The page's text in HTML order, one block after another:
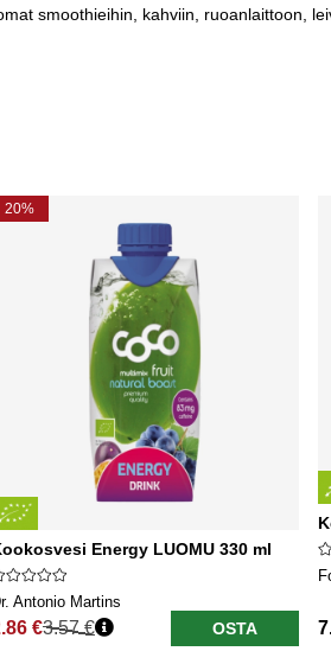
smoothieihin, kahviin, ruoanlaittoon,
20%
Energy LUOMU 330 ml
Antonio Martins
€ hinta
3.57 € OSTA